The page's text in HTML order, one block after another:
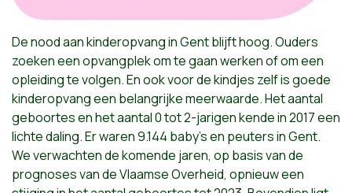
De nood aan kinderopvang in Gent blijft hoog. Ouders
zoeken een opvangplek om te gaan werken of om een
opleiding te volgen. En ook voor de kindjes zelf is goede
kinderopvang een belangrijke meerwaarde. Het aantal
geboortes en het aantal 0 tot 2-jarigen kende in 2017 een
lichte daling. Er waren 9.144 baby’s en peuters in Gent.
We verwachten de komende jaren, op basis van de
prognoses van de Vlaamse Overheid, opnieuw een